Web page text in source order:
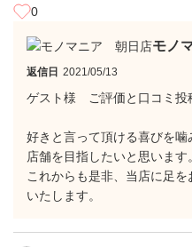
0
モノ
返信日 2021/05/13
ゲスト様 ご評価と口コミ投
好きと言って頂ける喜びを
店舗を目指したいと思います。
これからも是非、当店に足
いたします。